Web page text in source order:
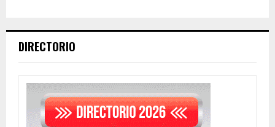
DIRECTORIO